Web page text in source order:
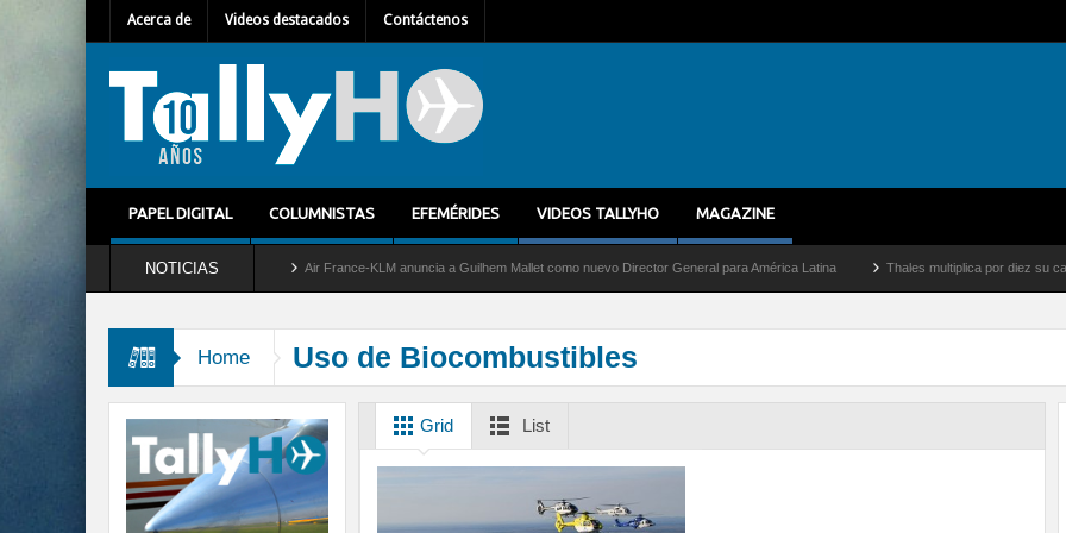
Acerca de Videos destacados Contáctenos
PAPEL DIGITAL COLUMNISTAS EFEMÉRIDES VIDEOS TALLYHO MAGAZINE
NOTICIAS
del servicio al C-2 Greyhound Air France-KLM anuncia a Guilhem Mallet como nuevo Director General para América Latina Thales multiplica por diez su
Home Uso de Biocombustibles
Grid List